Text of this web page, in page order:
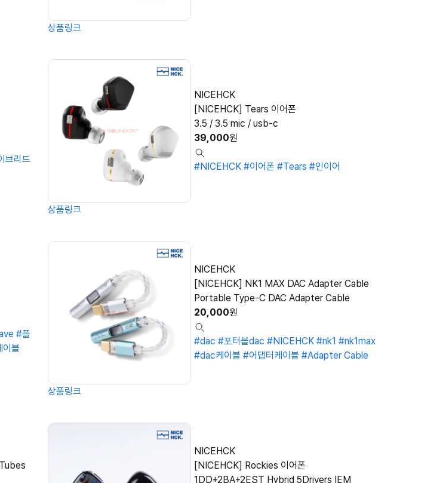
상품링크
브리드
NICEHCK
[NICEHCK] Tears 이어폰
3.5 / 3.5 mic / usb-c
39,000원
#NICEHCK #이어폰 #Tears #인이어
상품링크
#플
이블
NICEHCK
[NICEHCK] NK1 MAX DAC Adapter Cable
Portable Type-C DAC Adapter Cable
20,000원
#dac #포터블dac #NICEHCK #nk1 #nk1max
#dac케이블 #어댑터케이블 #Adapter Cable
상품링크
NICEHCK
[NICEHCK] Rockies 이어폰
1DD+2BA+2EST Hybrid 5Drivers IEM